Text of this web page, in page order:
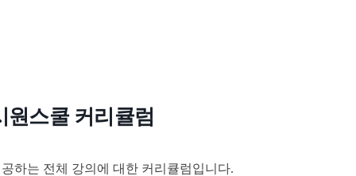
원스쿨 커리큘럼
하는 전체 강의에 대한 커리큘럼입니다.